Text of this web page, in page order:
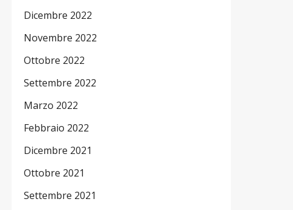
Dicembre 2022
Novembre 2022
Ottobre 2022
Settembre 2022
Marzo 2022
Febbraio 2022
Dicembre 2021
Ottobre 2021
Settembre 2021